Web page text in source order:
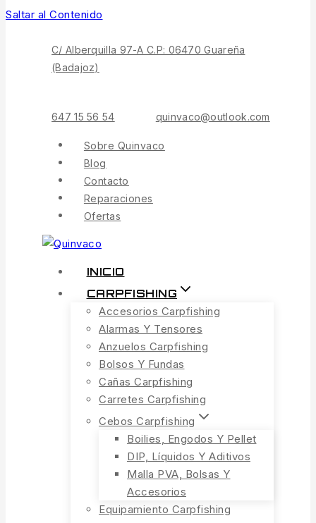
Saltar al Contenido
C/ Alberquilla 97-A C.P: 06470 Guareña
(Badajoz)
647 15 56 54 quinvaco@outlook.com
Sobre Quinvaco
Blog
Contacto
Reparaciones
Ofertas
INICIO
CARPFISHING
Accesorios Carpfishing
Alarmas Y Tensores
Anzuelos Carpfishing
Bolsos Y Fundas
Cañas Carpfishing
Carretes Carpfishing
Cebos Carpfishing
Boilies, Engodos Y Pellet
DIP, Líquidos Y Aditivos
Malla PVA, Bolsas Y
Accesorios
Equipamiento Carpfishing